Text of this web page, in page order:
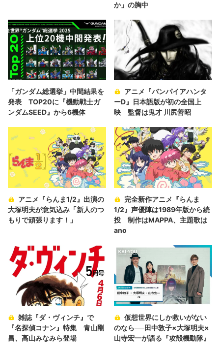
か」の胸中
「ガンダム総選挙」中間結果を
発表 TOP20に『機動戦士ガ
ンダムSEED』から6機体
アニメ『バンパイアハンタ
ーD』日本語版が初の全国上
映 監督は鬼才 川尻善昭
アニメ『らんま1/2』出演の
大塚明夫が意気込み「新人のつ
もりで頑張ります！」
完全新作アニメ『らんま
1/2』声優陣は1989年版から続
投 制作はMAPPA、主題歌は
ano
雑誌『ダ・ヴィンチ』で
『名探偵コナン』特集 青山剛
昌、高山みなみら登場
仮想世界にしか救いがない
のなら──田中敦子×大塚明夫×
山寺宏一が語る『攻殻機動隊』